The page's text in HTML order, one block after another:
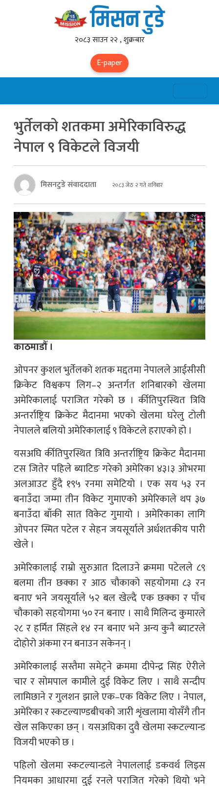
२०८३ साउन २२ , शुक्रबार
E-paper
भुर्तेलको शतकमा अमेरिकाविरुद्ध
नेपाल ९ विकेटले विजयी
मिसनटुडे संवाददाता २०८३ जेठ २ गते शनिबार
काठमाडौँ ।
ओपनर कुशल भुर्तेलको शतक मद्दतमा नेपालले आईसीसी
क्रिकेट विश्वकप लिग–२ अन्तर्गत शनिबारको खेलमा
अमेरिकालाई पराजित गरेको छ । र्कीतिपुरस्थित त्रिवि
अन्तर्राष्ट्रिय क्रिकेट मैदानमा भएको खेलमा घरेलु टोली
नेपालले बलियो अमेरिकालाई ९ विकेटले हराएको हो ।
यसअघि र्कीतिपुरस्थित त्रिवि अन्तर्राष्ट्रिय क्रिकेट मैदानमा
टस जितेर पहिले ब्याटिङ गरेको अमेरिका ४३।३ ओभरमा
अलआउट हुँदै १९५ रनमा समेटियो । एक सय ५३ रन
बनाउँदा जम्मा तीन विकेट गुमाएको अमेरिकाले थप ३७
बनाउँदा बाँकी सात विकेट गुमायो । अमेरिकाका लागि
ओपनर स्मित पटेल र सेहन जयसूर्याले अर्धशतकीय पारी
खेले ।
अमेरिकालाई राम्रो सुरुआत दिलाउने क्रममा पटेलले ८९
बलमा तीन छक्का र आठ चौकाको सहयोगमा ८३ रन
बनाए भने जयसूर्याले ५२ बल खेल्दै एक छक्का र पाँच
चौकाको सहयोगमा ५० रन बनाए । साथै मिलिन्द कुमारले
२८ र हर्मित सिंहले १४ रन बनाए भने अन्य कुनै ब्याटरले
दोहोरो अंकमा रन बनाउन सकेनन् ।
अमेरिकालाई सस्तैमा समेट्ने क्रममा दीपेन्द्र सिंह ऐरीले
चार र सोमपाल कामीले दुई विकेट लिए । साथै सन्दीप
लामिछाने र गुलशन झाले एक–एक विकेट लिए । नेपाल,
अमेरिका र स्कटल्याण्डबीचको जारी शृंखलामा योसँगै तीन
खेल सकिएका छन् । यसअघिका दुवै खेलमा स्कटल्यान्ड
विजयी भएको छ ।
पहिलो खेलमा स्कटल्यान्डले नेपाललाई डकवर्थ लिइस
नियमका आधारमा दुई रनले पराजित गरेको थियो भने